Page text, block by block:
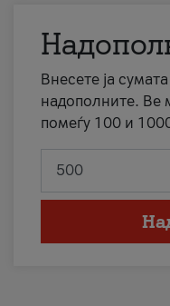
Внесете ја
надополните. Ве
помеѓу 100 и